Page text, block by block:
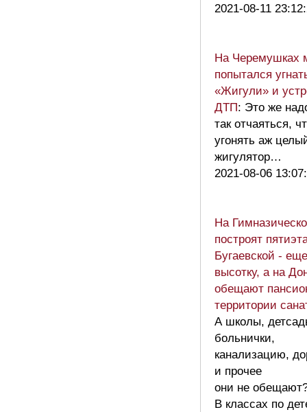
2021-08-11
На Черемушках
попытался
«Жигули» и
ДТП: Это же
так отчаяться,
угонять аж
жигулятор…
2021-08-06
На
построят
Бугаевской -
высотку, а на
обещают
территории
А школы,
больнички,
канализацию,
и прочее
они не
В классах по